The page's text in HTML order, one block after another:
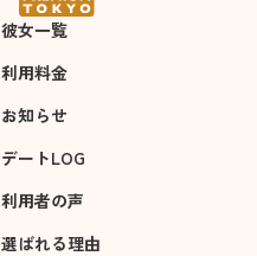
彼女一覧
利用料金
お知らせ
デートLOG
利用者の声
選ばれる理由